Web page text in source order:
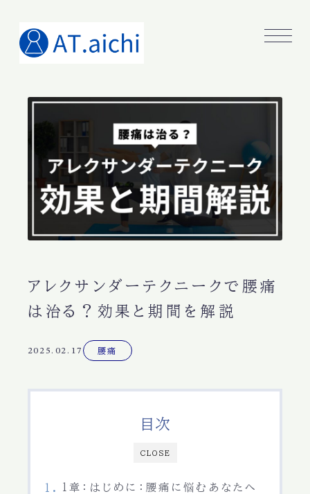
アレクサンダーテクニークで腰痛
は治る？効果と期間を解説
2025.02.17 腰痛
CLOSE
目次
1章：はじめに：腰痛に悩むあなたへ